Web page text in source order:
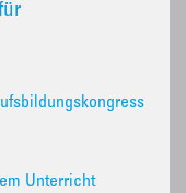
Unterricht